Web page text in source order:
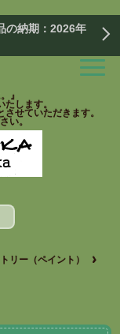
の納期：2026年
』
します。
せていただきます。
い。
リー（ペイント）